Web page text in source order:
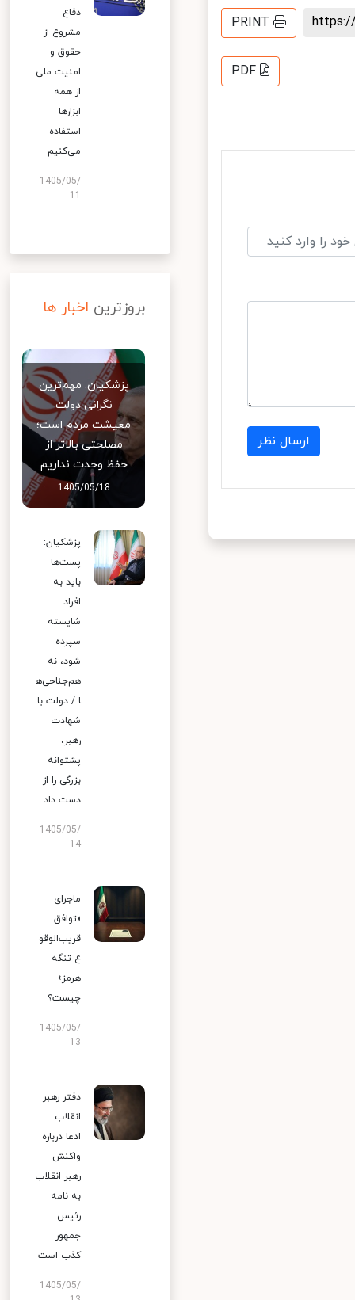
PRINT
PDF
ارسال نظر
دفاع
مشروع از
حقوق و
امنیت ملی
از همه
ابزارها
استفاده
می‌کنیم
1405/05/
بروزترین اخبار ها
پزشکیان: مهم‌ترین
نگرانی دولت
معیشت مردم است؛
مصلحتی بالاتر از
حفظ وحدت نداریم
1405/05/18
پزشکیان:
پست‌ها
باید به
افراد
شایسته
سپرده
شود، نه
هم‌جناحی‌ه
ا / دولت با
شهادت
رهبر،
پشتوانه
بزرگی را از
دست داد
1405/05/
14
ماجرای
«توافق
قریب‌الوقو
ع تنگه
هرمز»
چیست؟
1405/05/
13
دفتر رهبر
انقلاب:
ادعا درباره
واکنش
رهبر انقلاب
به نامه
رئیس
جمهور
کذب است
1405/05/